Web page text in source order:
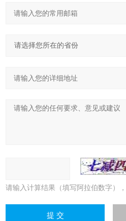
请输入计算结果（填写阿拉伯数字）